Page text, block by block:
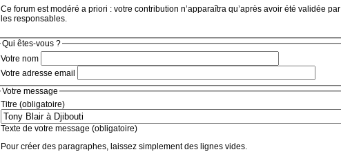
Ce forum est modéré a priori : votre contribution n’apparaîtra qu’après avoir été validée par
les responsables.
Qui êtes-vous ?
Votre nom
Votre adresse email
Votre message
Titre (obligatoire)
Texte de votre message (obligatoire)
Pour créer des paragraphes, laissez simplement des lignes vides.